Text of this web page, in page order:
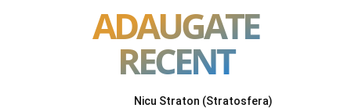
ADAUGATE
RECENT
Nicu Straton (Stratosfera)